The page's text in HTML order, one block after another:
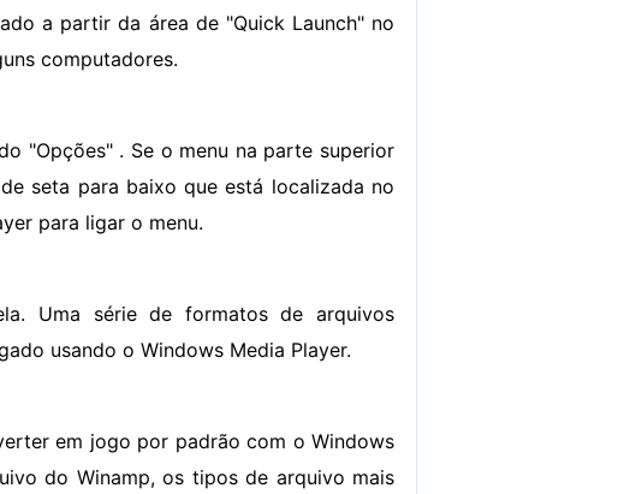
a partir da área de "Quick Launch" no
computadores.
"Opções" . Se o menu na parte superior
seta para baixo que está localizada no
para ligar o menu.
Uma série de formatos de arquivos
usando o Windows Media Player.
em jogo por padrão com o Windows
do Winamp, os tipos de arquivo mais